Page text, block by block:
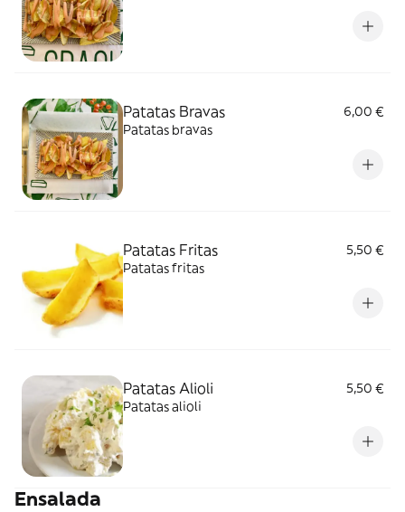
Patatas Bravas
6,00 €
Patatas bravas
Patatas Fritas
5,50 €
Patatas fritas
Patatas Alioli
5,50 €
Patatas alioli
Ensalada